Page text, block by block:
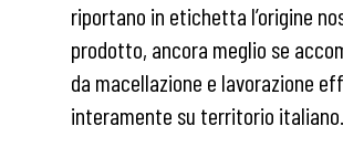
riportano in etichetta l’origine
prodotto, ancora meglio se
da macellazione e lavorazione
interamente su territorio italiano.